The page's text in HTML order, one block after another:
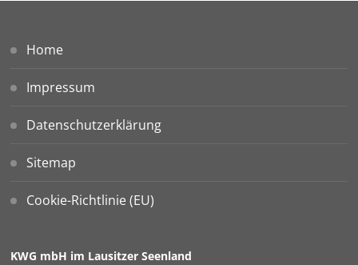
Home
Impressum
Datenschutzerklärung
Sitemap
Cookie-Richtlinie (EU)
KWG mbH im Lausitzer Seenland